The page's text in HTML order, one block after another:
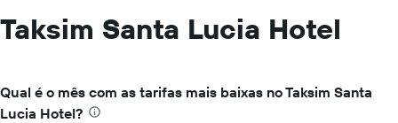
Taksim Santa Lucia Hotel
Qual é o mês com as tarifas mais baixas no Taksim Santa
Lucia Hotel?